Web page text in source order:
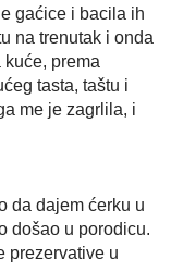
gaćice i bacila ih
na trenutak i onda
prema
tasta, taštu i
me je zagrlila, i
da dajem ćerku u
došao u porodicu.
prezervative u